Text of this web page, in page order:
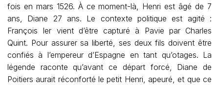
fois en mars 1526. À ce moment-là, Henri est âgé de 7
ans, Diane 27 ans. Le contexte politique est agité :
François Ier vient d’être capturé à Pavie par Charles
Quint. Pour assurer sa liberté, ses deux fils doivent être
confiés à l’empereur d’Espagne en tant qu’otages. La
légende raconte qu’avant ce départ forcé, Diane de
Poitiers aurait réconforté le petit Henri, apeuré, et que ce